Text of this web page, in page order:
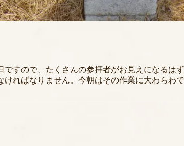
ですので、たくさんの参拝者がお見えになるは
ればなりません。今朝はその作業に大わらわで